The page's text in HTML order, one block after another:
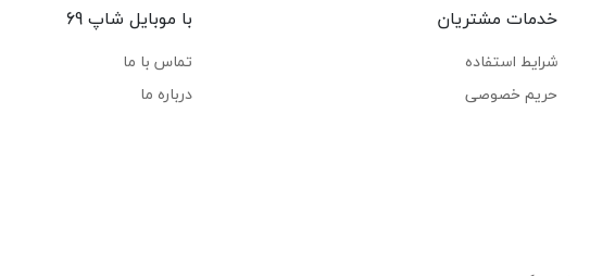
خدمات مشتریان
شرایط استفاده
حریم خصوصی
با موبایل شاپ 69
تماس با ما
درباره ما